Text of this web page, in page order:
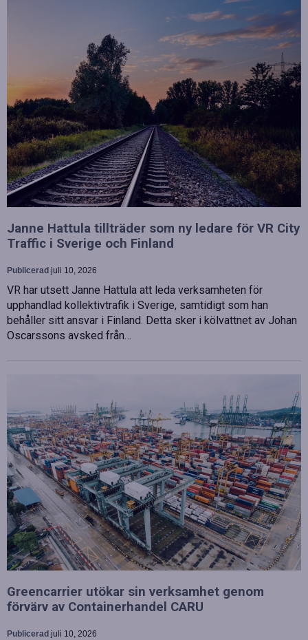
Janne Hattula tillträder som ny ledare för VR City
Traffic i Sverige och Finland
Publicerad juli 10, 2026
VR har utsett Janne Hattula att leda verksamheten för
upphandlad kollektivtrafik i Sverige, samtidigt som han
behåller sitt ansvar i Finland. Detta sker i kölvattnet av Johan
Oscarssons avsked från…
Greencarrier utökar sin verksamhet genom
förvärv av Containerhandel CARU
Publicerad juli 10, 2026